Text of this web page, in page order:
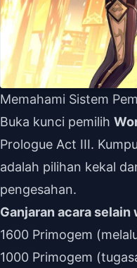
Memahami Sistem
Buka kunci pemilih
Prologue Act III.
adalah pilihan kekal
pengesahan.
Ganjaran acara selain
1600 Primogem
1000 Primogem